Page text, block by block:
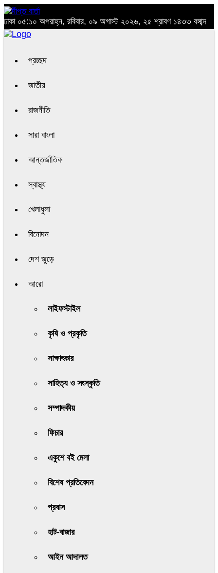
ঢাকা ০৫:১০ অপরাহ্ন, রবিবার, ০৯ অগাস্ট ২০২৬, ২৫ শ্রাবণ ১৪৩৩ বঙ্গাব্দ
প্রচ্ছদ
জাতীয়
রাজনীতি
সারা বাংলা
আন্তর্জাতিক
স্বাস্থ্য
খেলাধুলা
বিনোদন
দেশ জুড়ে
আরো
লাইফস্টাইল
কৃষি ও প্রকৃতি
সাক্ষাৎকার
সাহিত্য ও সংস্কৃতি
সম্পাদকীয়
ফিচার
একুশে বই মেলা
বিশেষ প্রতিবেদন
প্রবাস
হাট-বাজার
আইন আদালত